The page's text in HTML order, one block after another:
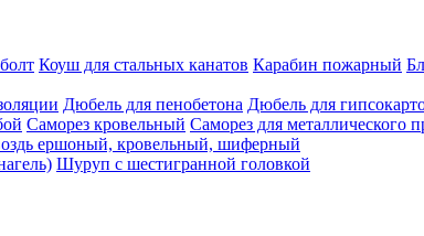
Коуш для стальных канатов Карабин пожарный
Дюбель для пенобетона Дюбель для
Саморез кровельный Саморез для металлического
ершоный, кровельный, шиферный
Шуруп с шестигранной головкой